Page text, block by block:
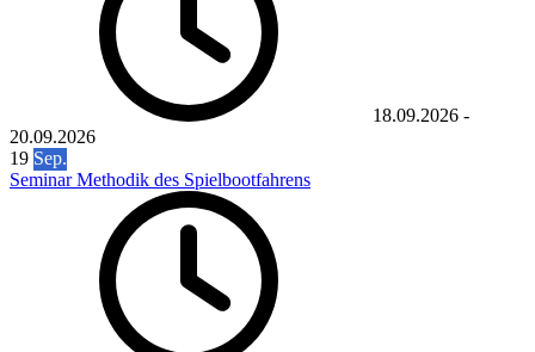
18.09.2026 -
20.09.2026
19 Sep.
Seminar Methodik des Spielbootfahrens